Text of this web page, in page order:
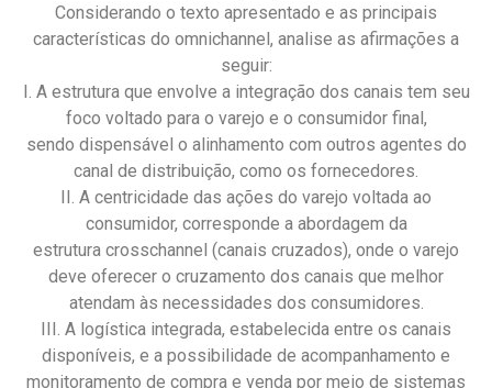
Considerando o texto apresentado e as principais
características do omnichannel, analise as afirmações a
seguir:
I. A estrutura que envolve a integração dos canais tem seu
foco voltado para o varejo e o consumidor final,
sendo dispensável o alinhamento com outros agentes do
canal de distribuição, como os fornecedores.
II. A centricidade das ações do varejo voltada ao
consumidor, corresponde a abordagem da
estrutura crosschannel (canais cruzados), onde o varejo
deve oferecer o cruzamento dos canais que melhor
atendam às necessidades dos consumidores.
III. A logística integrada, estabelecida entre os canais
disponíveis, e a possibilidade de acompanhamento e
monitoramento de compra e venda por meio de sistemas